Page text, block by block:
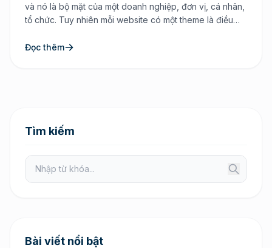
và nó là bộ mặt của một doanh nghiệp, đơn vị, cá nhân,
tổ chức. Tuy nhiên mỗi website có một theme là điều
website mà có từ 2 tới nhiều theme cùng sử dụng […]
Đọc thêm
Tìm kiếm
Bài viết nổi bật